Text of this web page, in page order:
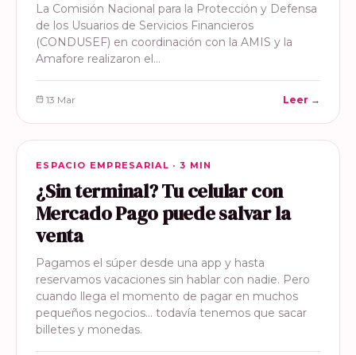
La Comisión Nacional para la Protección y Defensa
de los Usuarios de Servicios Financieros
(CONDUSEF) en coordinación con la AMIS y la
Amafore realizaron el…
13 Mar Leer →
ESPACIO EMPRESARIAL
ESPACIO EMPRESARIAL · 3 MIN
¿Sin terminal? Tu celular con
Mercado Pago puede salvar la
venta
Pagamos el súper desde una app y hasta
reservamos vacaciones sin hablar con nadie. Pero
cuando llega el momento de pagar en muchos
pequeños negocios… todavía tenemos que sacar
billetes y monedas.